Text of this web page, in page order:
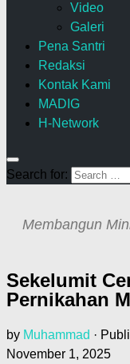
Video
Galeri
Pena Santri
Redaksi
Kontak Kami
MADIG
H-Network
Search for:
Membangun
Sekelumit
Pernikahan
by Muhammad ·
November 1, 2025